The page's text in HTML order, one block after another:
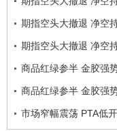
期指空头大撤退 净空
期指空头大撤退 净空
商品红绿参半 金胶强
商品红绿参半 金胶强
市场窄幅震荡 PTA低